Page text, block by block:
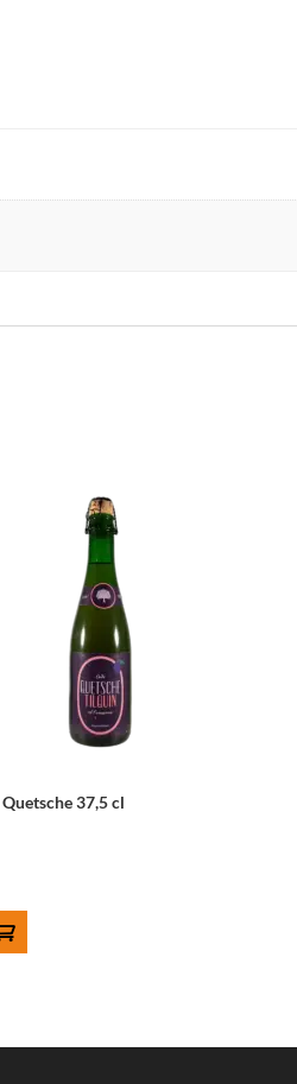
37,5 cl
au panier